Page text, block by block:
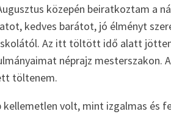
közepén beiratkoztam a
kedves barátot, jó élményt
Az itt töltött idő alatt
néprajz mesterszakon.
töltenem.
kellemetlen volt, mint izgalmas és